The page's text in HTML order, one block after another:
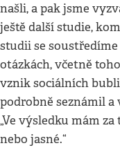
našli, a pak jsme
ještě další studie,
studii se
otázkách, včetně
vznik sociálních
podrobně seznámil a
„Ve výsledku mám
nebo jasné.“